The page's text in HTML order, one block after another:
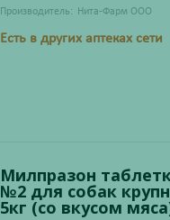
Производитель: Нита-Фарм ООО
Есть в других аптеках сети
Милпразон
№2 для собак
5кг (со вкусом